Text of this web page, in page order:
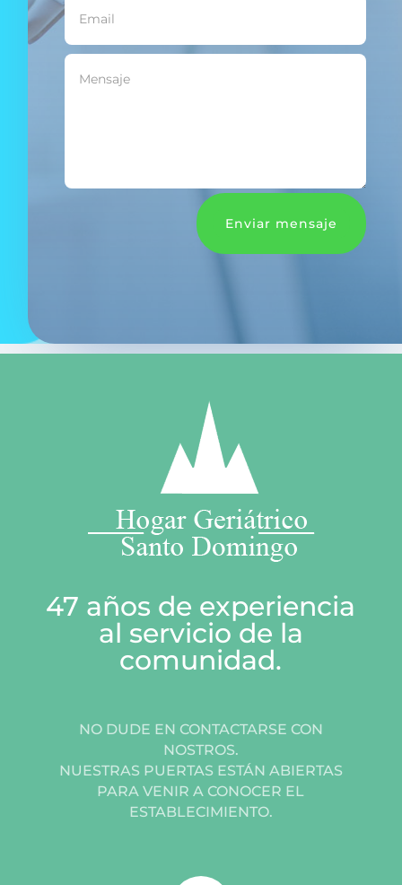
Enviar mensaje
47 años de experiencia
al servicio de la
comunidad.
NO DUDE EN CONTACTARSE CON
NOSTROS.
NUESTRAS PUERTAS ESTÁN ABIERTAS
PARA VENIR A CONOCER EL
ESTABLECIMIENTO.